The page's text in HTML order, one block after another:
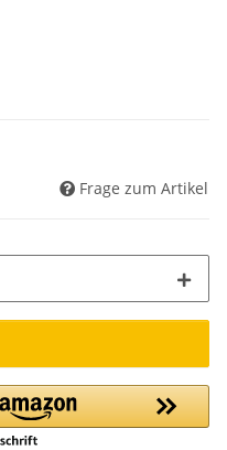
Frage zum Artikel